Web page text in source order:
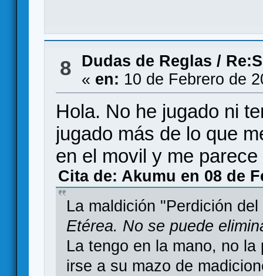
8 Dudas de Reglas /
« en: 10 de Febrero de
Hola. No he jugado ni
jugado más de lo que
en el movil y me
Cita de: Akumu en 08 de
La maldición "Perdición
Etérea. No se puede
La tengo en la mano, no
irse a su mazo de